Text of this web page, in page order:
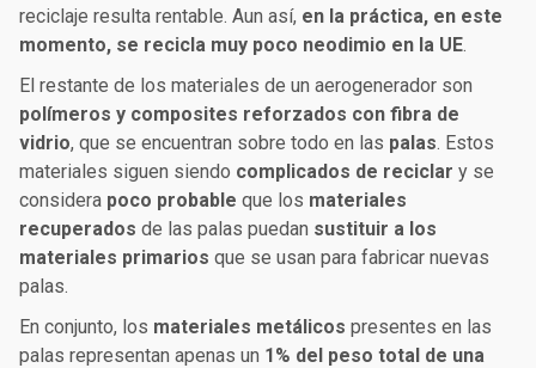
reciclaje resulta rentable. Aun así, en la práctica, en este
momento, se recicla muy poco neodimio en la UE.
El restante de los materiales de un aerogenerador son
polímeros y composites reforzados con fibra de
vidrio, que se encuentran sobre todo en las palas. Estos
materiales siguen siendo complicados de reciclar y se
considera poco probable que los materiales
recuperados de las palas puedan sustituir a los
materiales primarios que se usan para fabricar nuevas
palas.
En conjunto, los materiales metálicos presentes en las
palas representan apenas un 1% del peso total de una